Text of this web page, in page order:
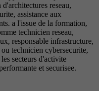
reseau,
assistance aux
a l'issue de la formation,
technicien reseau,
responsable infrastructure,
technicien cybersecurite,
secteurs d'activite
et securisee.